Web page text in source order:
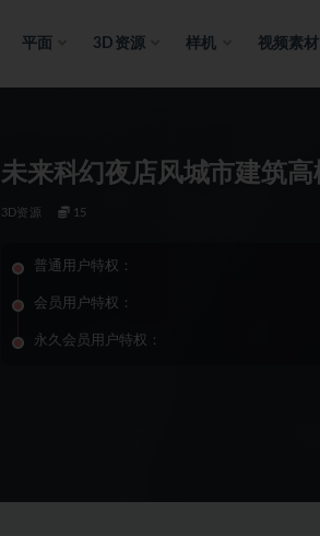
平面 3D资源 样机 视频素材
未来科幻夜店风城市建筑
3D资源 15
普通用户特权：
会员用户特权：
永久会员用户特权：